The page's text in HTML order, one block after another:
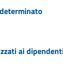
ai